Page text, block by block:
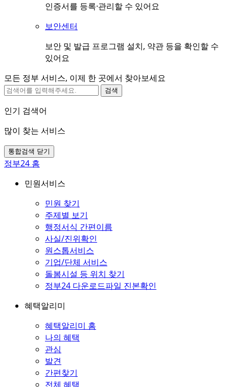
인증서를 등록·관리할 수 있어요
보안센터
보안 및 발급 프로그램 설치, 약관 등을 확인할 수
있어요
모든 정부 서비스, 이제 한 곳에서 찾아보세요
검색
인기 검색어
많이 찾는 서비스
통합검색 닫기
정부24 홈
민원서비스
민원 찾기
주제별 보기
행정서식 간편이름
사실/진위확인
원스톱서비스
기업/단체 서비스
돌봄시설 등 위치 찾기
정부24 다운로드파일 진본확인
혜택알리미
혜택알리미 홈
나의 혜택
관심
발견
간편찾기
전체 혜택